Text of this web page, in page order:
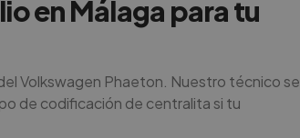
en Málaga para tu
Volkswagen Phaeton. Nuestro técnico se
de codificación de centralita si tu